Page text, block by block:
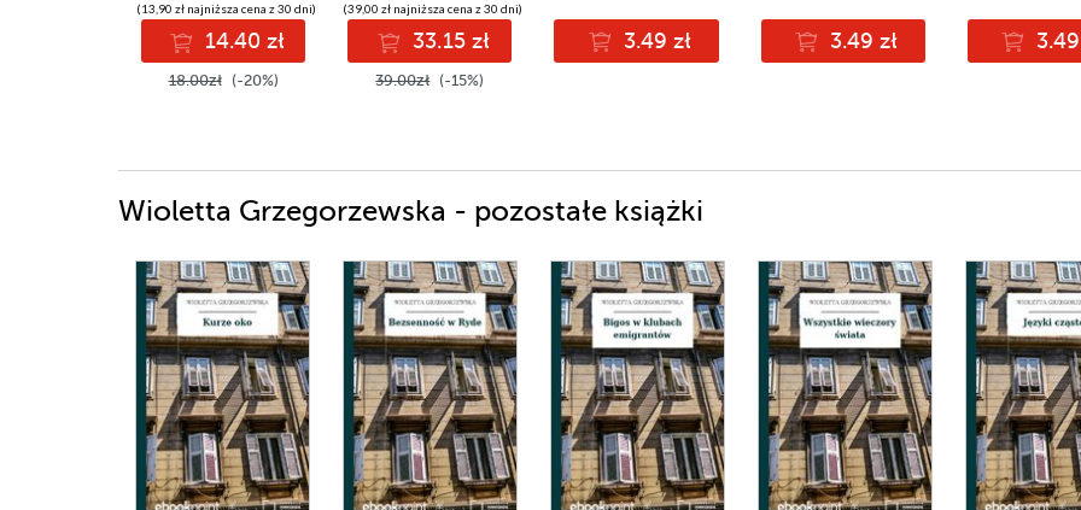
(13,90 zł najniższa cena z 30 dni)
14.40 zł
18.00zł (-20%)
(39,00 zł najniższa cena z 30 dni)
33.15 zł
39.00zł (-15%)
3.49 zł 3.49 zł
Wioletta Grzegorzewska - pozostałe książki